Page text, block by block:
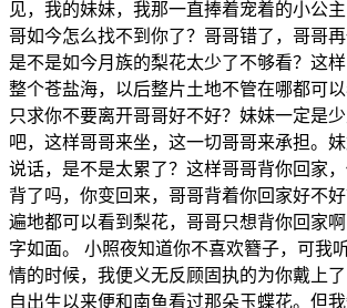
见，我的妹妹，我那一直捧着宠着的小公
哥如今怎么找不到你了？哥哥错了，哥哥再
是不是如今月族的梨花太少了不够看？这
整个苍盐海，以后整片土地不管在哪都可以
只求你不要离开哥哥好不好？妹妹一定是
吧，这样哥哥来坐，这一切哥哥来承担。
说话，是不是太累了？这样哥哥背你回家
背了吗，你变回来，哥哥背着你回家好不
遍地都可以看到梨花，哥哥只想背你回家
字如面。 小照夜知道你不喜欢簪子，可我
情的时候，我便义无反顾固执的为你戴上
自出生以来便和南鱼看过那朵玉蝶花。但我